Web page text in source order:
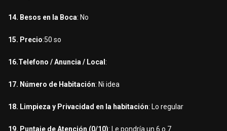
14. Besos en la Boca: No
15. Precio:50 so
16.Telefono / Anuncia / Local :
17. Número de Habitación: Ni idea
18. Limpieza y Privacidad en la habitación: Lo regular
19. Puntaje de Atención (0/10): Le pondría un 6 o 7